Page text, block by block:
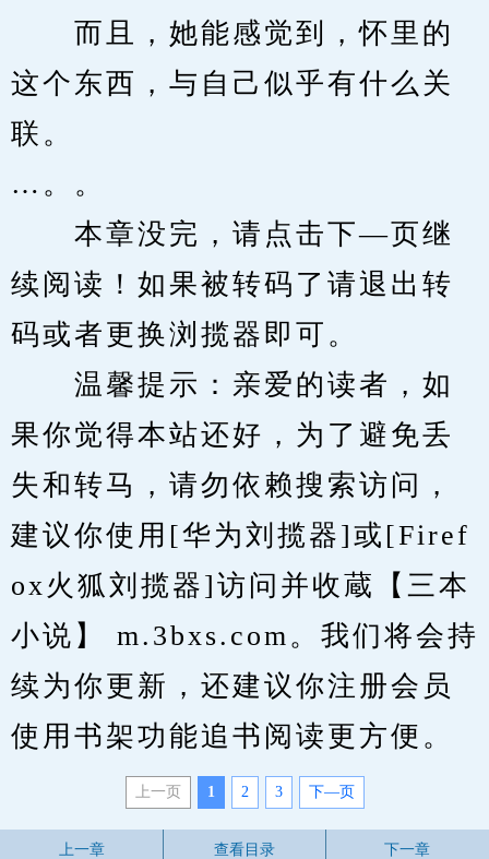
而且，她能感觉到，怀里的
这个东西，与自己似乎有什么关
联。
…。。
本章没完，请点击下—页继
续阅读！如果被转码了请退出转
码或者更换浏揽器即可。
温馨提示：亲爱的读者，如
果你觉得本站还好，为了避免丢
失和转马，请勿依赖搜索访问，
建议你使用[华为刘揽器]或[Firef
ox火狐刘揽器]访问并收蔵【三本
小说】 m.3bxs.com。我们将会持
续为你更新，还建议你注册会员
使用书架功能追书阅读更方便。
上一页 1 2 3 下—页
上一章 查看目录 下一章